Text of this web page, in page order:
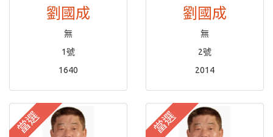
劉國成
無
1號
1640
劉國成
無
2號
2014
當選 當選